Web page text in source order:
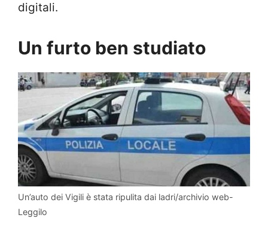
digitali.
Un furto ben studiato
Un’auto dei Vigili è stata ripulita dai ladri/archivio web-
Leggilo